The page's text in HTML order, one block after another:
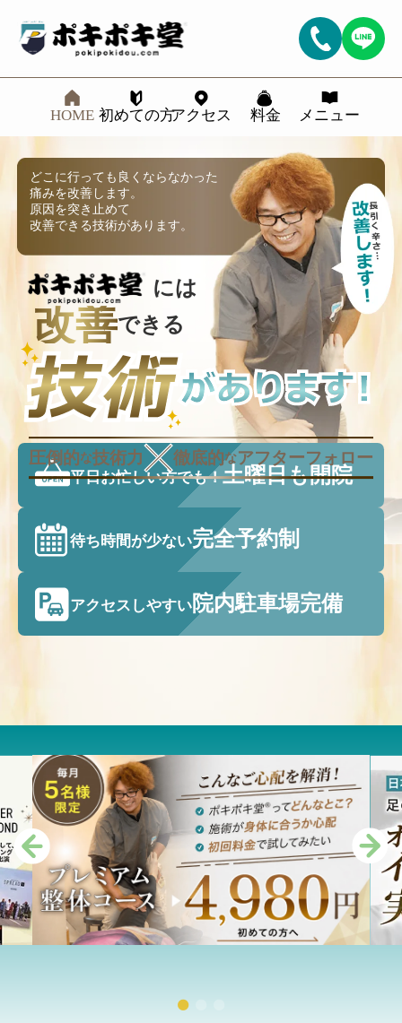
HOME 初めての方アクセス 料金 メニュー
平日お忙しい方でも！土曜日も開院
待ち時間が少ない完全予約制
アクセスしやすい院内駐車場完備
どこに行っても良くならなかった
痛みを改善します。
原因を突き止めて
改善できる技術があります。
には
改善できる
圧倒的な技術力 徹底的なアフターフォロー